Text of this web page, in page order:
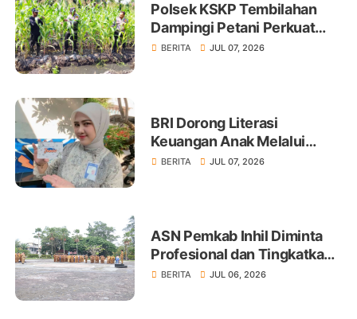
Polsek KSKP Tembilahan
Dampingi Petani Perkuat
Swasembada Pangan
BERITA JUL 07, 2026
BRI Dorong Literasi
Keuangan Anak Melalui
Produk BritAma Junio
BERITA JUL 07, 2026
ASN Pemkab Inhil Diminta
Profesional dan Tingkatkan
Pelayanan Publik
BERITA JUL 06, 2026